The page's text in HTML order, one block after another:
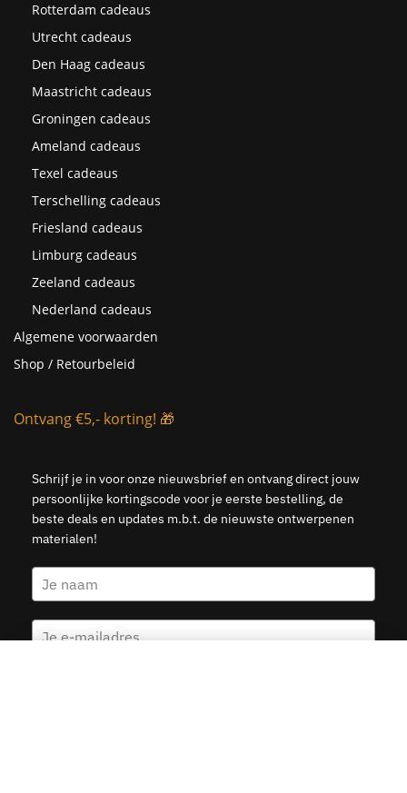
Rotterdam cadeaus
Utrecht cadeaus
Den Haag cadeaus
Maastricht cadeaus
Groningen cadeaus
Ameland cadeaus
Texel cadeaus
Terschelling cadeaus
Friesland cadeaus
Limburg cadeaus
Zeeland cadeaus
Nederland cadeaus
Algemene voorwaarden
Shop / Retourbeleid
Ontvang €5,- korting! 🎁
Schrijf je in voor onze nieuwsbrief en ontvang direct jouw
persoonlijke kortingscode voor je eerste bestelling, de
beste deals en updates m.b.t. de nieuwste ontwerpenen
materialen!